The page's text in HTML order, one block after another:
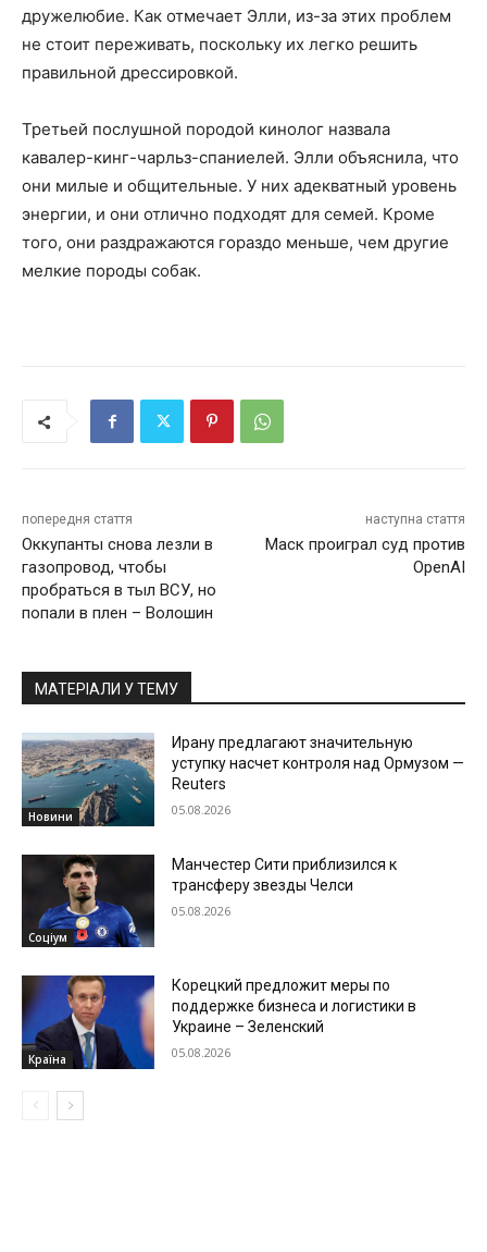
дружелюбие. Как отмечает Элли, из-за этих проблем
не стоит переживать, поскольку их легко решить
правильной дрессировкой.
Третьей послушной породой кинолог назвала
кавалер-кинг-чарльз-спаниелей. Элли объяснила, что
они милые и общительные. У них адекватный уровень
энергии, и они отлично подходят для семей. Кроме
того, они раздражаются гораздо меньше, чем другие
мелкие породы собак.
попередня стаття
Оккупанты снова лезли в
газопровод, чтобы
пробраться в тыл ВСУ, но
попали в плен – Волошин
наступна стаття
Маск проиграл суд против
OpenAI
МАТЕРІАЛИ У ТЕМУ
Новини
Ирану предлагают значительную
уступку насчет контроля над Ормузом —
Reuters
05.08.2026
Соціум
Манчестер Сити приблизился к
трансферу звезды Челси
05.08.2026
Країна
Корецкий предложит меры по
поддержке бизнеса и логистики в
Украине – Зеленский
05.08.2026